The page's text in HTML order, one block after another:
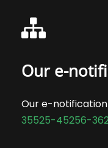
Our e-
Our e-notification
35525-45256-